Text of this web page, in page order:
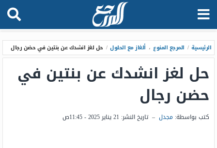
الرئيسية / المرجع المنوع ، ألغاز مع الحلول / حل لغز انشدك عن بنتين في حضن رجال
حل لغز انشدك عن بنتين في
حضن رجال
كتب بواسطة: مجدل – تاريخ النشر: 21 يناير 2025 - 11:45ص